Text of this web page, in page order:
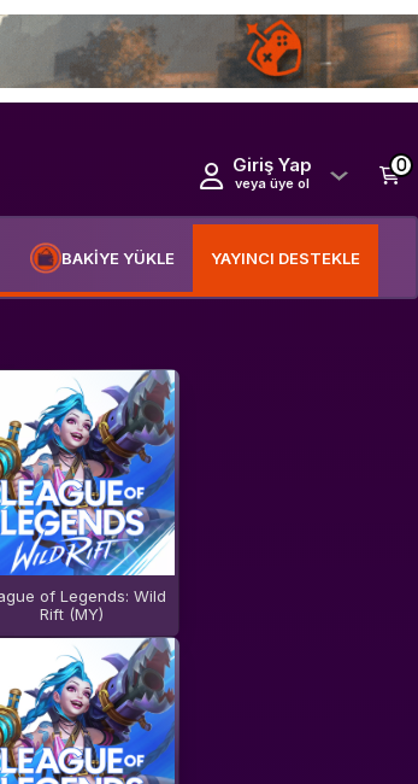
Giriş Yap
veya üye ol
0
BAKİYE YÜKLE YAYINCI DESTEKLE
of Legends: Wild
Rift (MY)